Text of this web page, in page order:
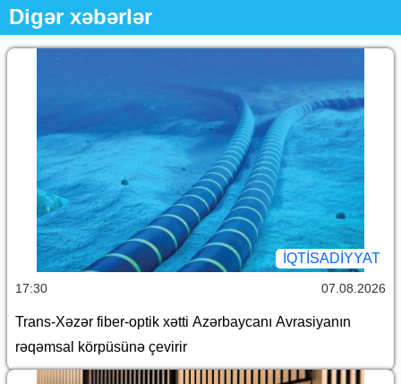
Digər xəbərlər
İQTİSADİYYAT
17:30 07.08.2026
Trans-Xəzər fiber-optik xətti Azərbaycanı Avrasiyanın
rəqəmsal körpüsünə çevirir